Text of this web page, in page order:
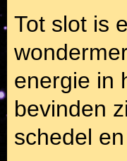
Tot slot is
energie in
bevinden
schedel